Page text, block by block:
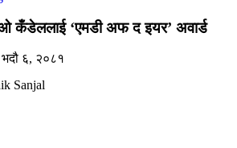
कँडेललाई ‘एमडी अफ द इयर’ अवार्ड
भदौ ६, २०८१
Sanjal